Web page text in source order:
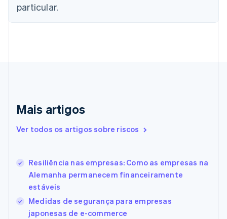
particular.
Mais artigos
Ver todos os artigos sobre riscos
Resiliência nas empresas: Como as empresas na
Alemanha permanecem financeiramente
estáveis
Medidas de segurança para empresas
japonesas de e-commerce
Chipre
Croácia
Eslovênia
Espanha
EnglishEspañol简体中文
Estônia
Finlândia
English Svenska
França